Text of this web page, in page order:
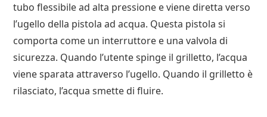
tubo flessibile ad alta pressione e viene diretta verso
l’ugello della pistola ad acqua. Questa pistola si
comporta come un interruttore e una valvola di
sicurezza. Quando l’utente spinge il grilletto, l’acqua
viene sparata attraverso l’ugello. Quando il grilletto è
rilasciato, l’acqua smette di fluire.